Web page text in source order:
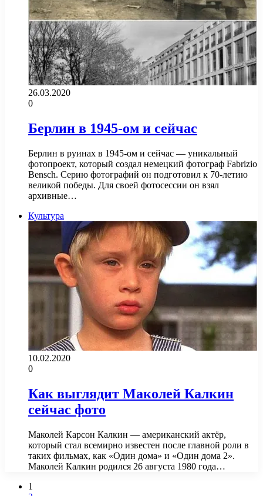
26.03.2020
0
Берлин в 1945-ом и сейчас
Берлин в руинах в 1945-ом и сейчас — уникальный
фотопроект, который создал немецкий фотограф Fabrizio
Bensch. Серию фотографий он подготовил к 70-летию
великой победы. Для своей фотосессии он взял
архивные…
Культура
10.02.2020
0
Как выглядит Маколей Калкин
сейчас фото
Маколей Карсон Калкин — американский актёр,
который стал всемирно известен после главной роли в
таких фильмах, как «Один дома» и «Один дома 2».
Маколей Калкин родился 26 августа 1980 года…
1